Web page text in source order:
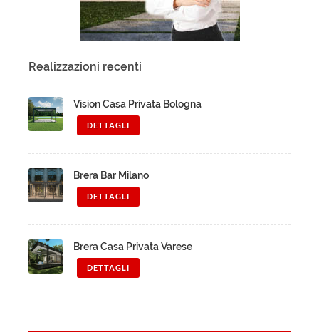
Realizzazioni recenti
Vision Casa Privata Bologna
DETTAGLI
Brera Bar Milano
DETTAGLI
Brera Casa Privata Varese
DETTAGLI